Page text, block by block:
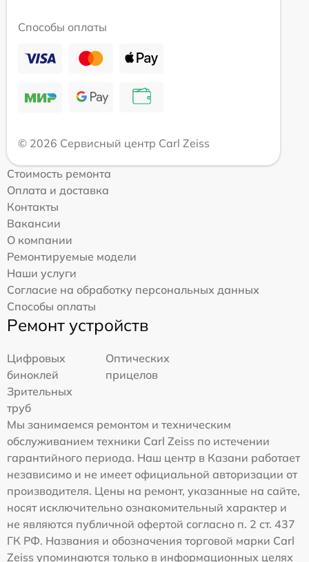
Способы оплаты
© 2026 Сервисный центр Carl Zeiss
Стоимость ремонта
Оплата и доставка
Контакты
Вакансии
О компании
Ремонтируемые модели
Наши услуги
Согласие на обработку персональных данных
Способы оплаты
Ремонт устройств
Цифровых
биноклей
Оптических
прицелов
Зрительных
труб
Мы занимаемся ремонтом и техническим
обслуживанием техники Carl Zeiss по истечении
гарантийного периода. Наш центр в Казани работает
независимо и не имеет официальной авторизации от
производителя. Цены на ремонт, указанные на сайте,
носят исключительно ознакомительный характер и
не являются публичной офертой согласно п. 2 ст. 437
ГК РФ. Названия и обозначения торговой марки Carl
Zeiss упоминаются только в информационных целях